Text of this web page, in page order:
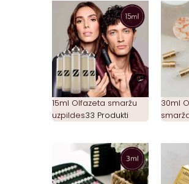
15ml Olfazeta smaržu
uzpildes33 Produkti
30ml